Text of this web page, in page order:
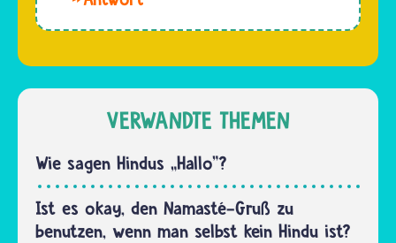
jeden
Menschen
mit der
Namasté-
Geste
begrüßen.
Sie ist
keine
VERWANDTE THEMEN
Wie sagen Hindus „Hallo"?
Ist es okay, den Namasté-Gruß zu
benutzen, wenn man selbst kein Hindu ist?